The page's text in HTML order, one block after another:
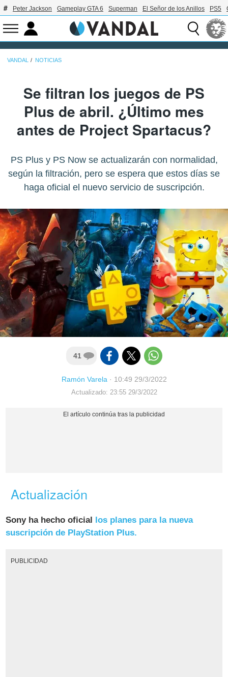
Peter Jackson Gameplay GTA 6 Superman El Señor de los Anillos PS5
VANDAL NOTICIAS
Se filtran los juegos de PS
Plus de abril. ¿Último mes
antes de Project Spartacus?
PS Plus y PS Now se actualizarán con normalidad,
según la filtración, pero se espera que estos días se
haga oficial el nuevo servicio de suscripción.
41
Ramón Varela· 10:49 29/3/2022
Actualizado: 23:55 29/3/2022
Actualización
Sony ha hecho oficial
los planes para la nueva
suscripción de PlayStation Plus.
PUBLICIDAD